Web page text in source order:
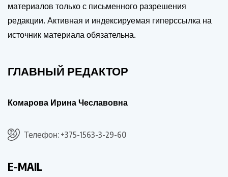
материалов только с письменного разрешения
редакции. Активная и индексируемая гиперссылка на
источник материала обязательна.
ГЛАВНЫЙ РЕДАКТОР
Комарова Ирина Чеславовна
Телефон: +375-1563-3-29-60
E-MAIL